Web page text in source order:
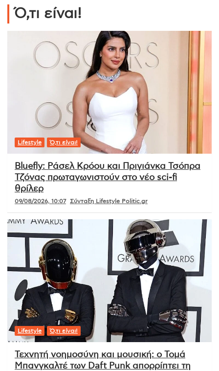
Ό,τι είναι!
Lifestyle Ό,τι είναι!
Bluefly: Ράσελ Κρόου και Πριγιάνκα Τσόπρα
Τζόνας πρωταγωνιστούν στο νέο sci-fi
θρίλερ
09/08/2026, 10:07 Σύνταξη Lifestyle Politic.gr
Lifestyle Ό,τι είναι!
Τεχνητή νοημοσύνη και μουσική: ο Τομά
Μπανγκαλτέ των Daft Punk απορρίπτει τη